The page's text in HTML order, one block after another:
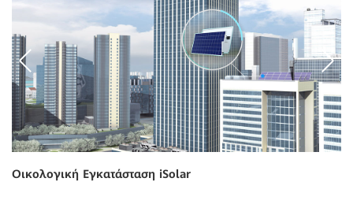
SmartSite